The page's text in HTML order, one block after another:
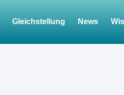
Gleichstellung News